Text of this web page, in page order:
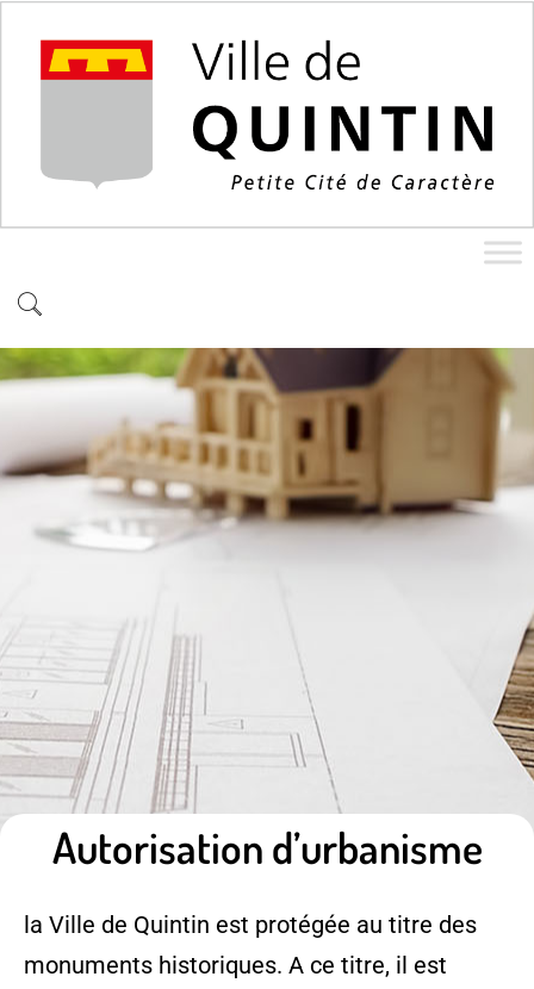
Autorisation d’urbanisme
la Ville de Quintin est protégée au titre des
monuments historiques. A ce titre, il est